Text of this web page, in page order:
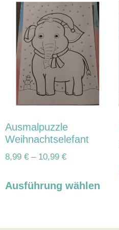
Ausmalpuzzle
Weihnachtselefant
8,99 € – 10,99 €
Ausführung wählen